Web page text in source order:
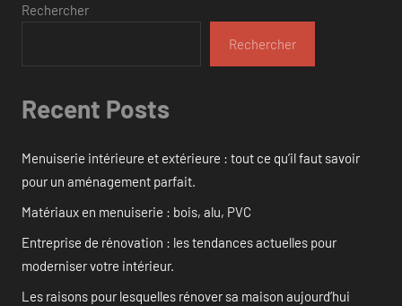
Rechercher
Rechercher
Recent Posts
Menuiserie intérieure et extérieure : tout ce qu’il faut savoir
pour un aménagement parfait.
Matériaux en menuiserie : bois, alu, PVC
Entreprise de rénovation : les tendances actuelles pour
moderniser votre intérieur.
Les raisons pour lesquelles rénover sa maison aujourd’hui